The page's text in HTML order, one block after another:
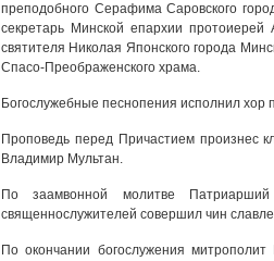
преподобного Серафима Саровского
секретарь Минской епархии
святителя Николая Японского города
Спасо-Преображенского храма.
Богослужебные песнопения исполнил
Проповедь перед Причастием произнес
Владимир Мультан.
По заамвонной молитве
священнослужителей совершил чин
По окончании богослужения